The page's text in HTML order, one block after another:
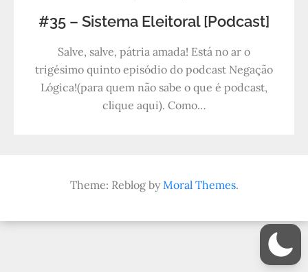
#35 – Sistema Eleitoral [Podcast]
Salve, salve, pátria amada! Está no ar o
trigésimo quinto episódio do podcast Negação
Lógica!(para quem não sabe o que é podcast,
clique aqui). Como…
Theme: Reblog by Moral Themes.